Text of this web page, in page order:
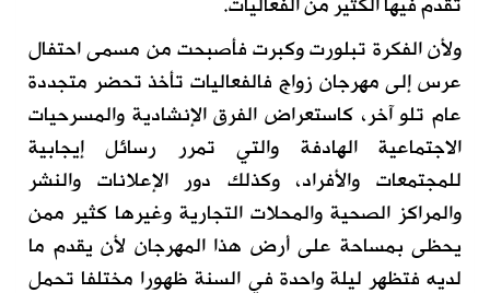
ولأن الفكرة تبلورت وكبرت فأصبحت من مسمى احتفال
عرس إلى مهرجان زواج فالفعاليات تأخذ تحضر متجددة
عام تلو آخر، كاستعراض الفرق الإنشادية والمسرحيات
الاجتماعية الهادفة والتي تمرر رسائل إيجابية
للمجتمعات والأفراد، وكذلك دور الإعلانات والنشر
والمراكز الصحية والمحلات التجارية وغيرها كثير ممن
يحظى بمساحة على أرض هذا المهرجان لأن يقدم ما
لديه فتظهر ليلة واحدة في السنة ظهورا مختلفا تحمل